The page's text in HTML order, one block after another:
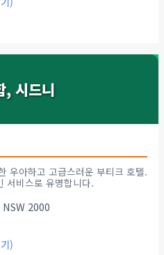
, 시드니
우아하고 고급스러운 부티크 호텔.
서비스로 유명합니다.
2000
)